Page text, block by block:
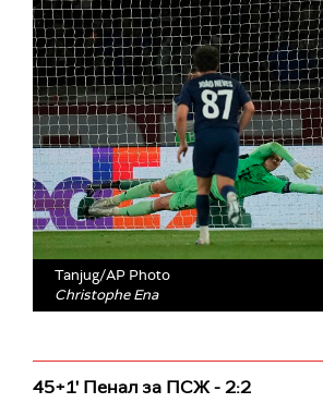
Tanjug/AP Photo
Christophe Ena
45+1' Пенал за ПСЖ - 2:2